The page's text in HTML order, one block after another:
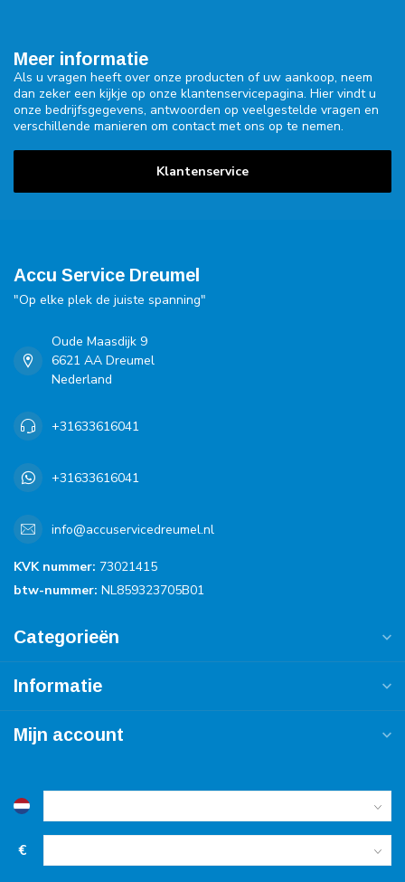
Meer informatie
Als u vragen heeft over onze producten of uw aankoop, neem
dan zeker een kijkje op onze klantenservicepagina. Hier vindt u
onze bedrijfsgegevens, antwoorden op veelgestelde vragen en
verschillende manieren om contact met ons op te nemen.
Klantenservice
Accu Service Dreumel
"Op elke plek de juiste spanning"
Oude Maasdijk 9
6621 AA Dreumel
Nederland
+31633616041
+31633616041
info@accuservicedreumel.nl
KVK nummer: 73021415
btw-nummer: NL859323705B01
Categorieën
Informatie
Mijn account
€